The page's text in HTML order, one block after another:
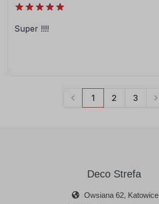
Deco Strefa
Owsiana 62, Katowice